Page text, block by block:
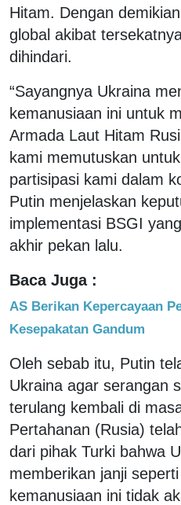
Hitam. Dengan
global akibat
dihindari.
“Sayangnya Ukraina
kemanusiaan ini untuk
Armada Laut Hitam
kami memutuskan
partisipasi kami dalam
Putin menjelaskan
implementasi BSGI
akhir pekan lalu.
Baca Juga :
AS Berikan Kepercayaan
Kesepakatan Gandum
Oleh sebab itu, Putin
Ukraina agar serangan
terulang kembali di
Pertahanan (Rusia)
dari pihak Turki bahwa
memberikan janji
kemanusiaan ini tidak